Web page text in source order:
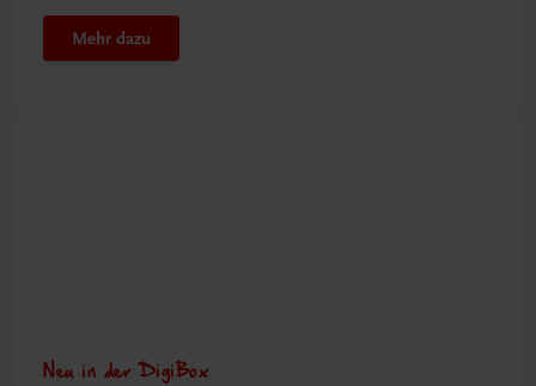
Mehr dazu
Neu in der DigiBox